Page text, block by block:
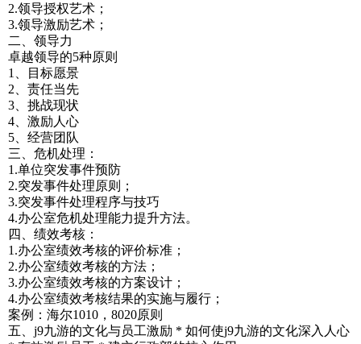
2.领导授权艺术；
3.领导激励艺术；
二、领导力
卓越领导的5种原则
1、目标愿景
2、责任当先
3、挑战现状
4、激励人心
5、经营团队
三、危机处理：
1.单位突发事件预防
2.突发事件处理原则；
3.突发事件处理程序与技巧
4.办公室危机处理能力提升方法。
四、绩效考核：
1.办公室绩效考核的评价标准；
2.办公室绩效考核的方法；
3.办公室绩效考核的方案设计；
4.办公室绩效考核结果的实施与履行；
案例：海尔1010，8020原则
五、j9九游的文化与员工激励 * 如何使j9九游的文化深入人心